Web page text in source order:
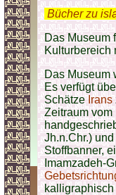
Bücher zu
Das Museum
Kulturbereich
Das Museum
Es verfügt
SchätzeIrans
Zeitraum vom
Jh.n.Chr.)
Stoffbanner,
Imamzadeh-